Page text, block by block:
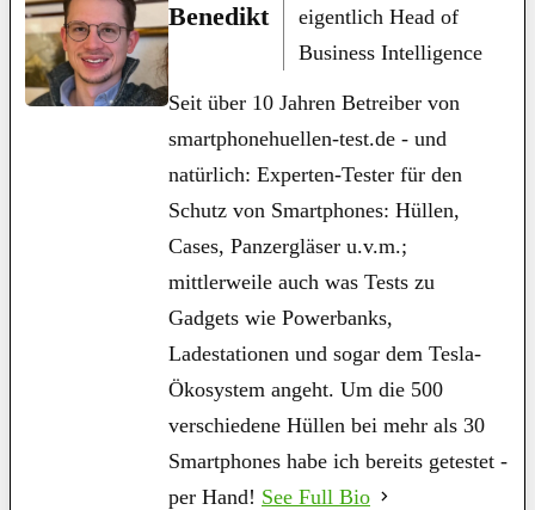
Benedikt
eigentlich Head of
Business Intelligence
Seit über 10 Jahren Betreiber von
smartphonehuellen-test.de - und
natürlich: Experten-Tester für den
Schutz von Smartphones: Hüllen,
Cases, Panzergläser u.v.m.;
mittlerweile auch was Tests zu
Gadgets wie Powerbanks,
Ladestationen und sogar dem Tesla-
Ökosystem angeht. Um die 500
verschiedene Hüllen bei mehr als 30
Smartphones habe ich bereits getestet -
per Hand! See Full Bio